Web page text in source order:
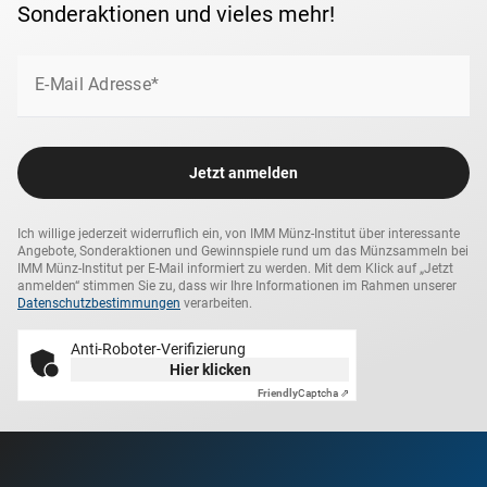
Sonderaktionen und vieles mehr!
E-Mail Adresse*
Jetzt anmelden
Ich willige jederzeit widerruflich ein, von IMM Münz-Institut über interessante
Angebote, Sonderaktionen und Gewinnspiele rund um das Münzsammeln bei
IMM Münz-Institut per E-Mail informiert zu werden. Mit dem Klick auf „Jetzt
anmelden“ stimmen Sie zu, dass wir Ihre Informationen im Rahmen unserer
Datenschutzbestimmungen verarbeiten.
Anti-Roboter-Verifizierung
Hier klicken
FriendlyCaptcha ⇗